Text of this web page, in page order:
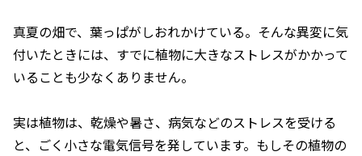
真夏の畑で、葉っぱがしおれかけている。そんな異変に気
付いたときには、すでに植物に大きなストレスがかかって
いることも少なくありません。
実は植物は、乾燥や暑さ、病気などのストレスを受ける
と、ごく小さな電気信号を発しています。もしその植物の